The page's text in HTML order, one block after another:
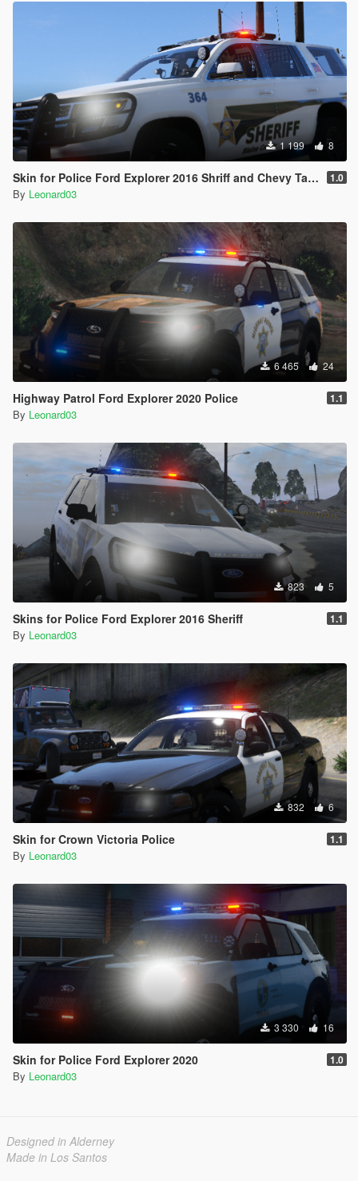
1 199 8
Skin for Police Ford Explorer 2016 Shriff and Chevy Tahoe 1.0
By Leonard03
6 465 24
Highway Patrol Ford Explorer 2020 Police 1.1
By Leonard03
823 5
Skins for Police Ford Explorer 2016 Sheriff 1.1
By Leonard03
832 6
Skin for Crown Victoria Police 1.1
By Leonard03
3 330 16
Skin for Police Ford Explorer 2020 1.0
By Leonard03
Designed in Alderney
Made in Los Santos